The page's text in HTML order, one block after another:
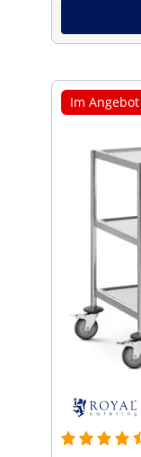
Im Angebot